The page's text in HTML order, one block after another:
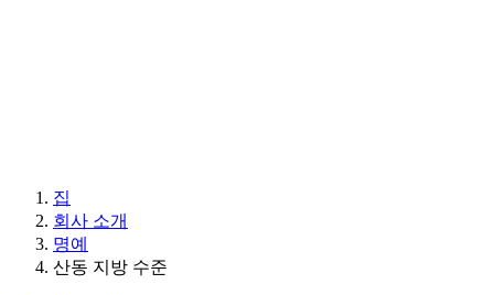
집
회사 소개
명예
산동 지방 수준